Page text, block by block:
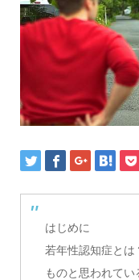
はじめに
若年性認知症と
ものと思われて